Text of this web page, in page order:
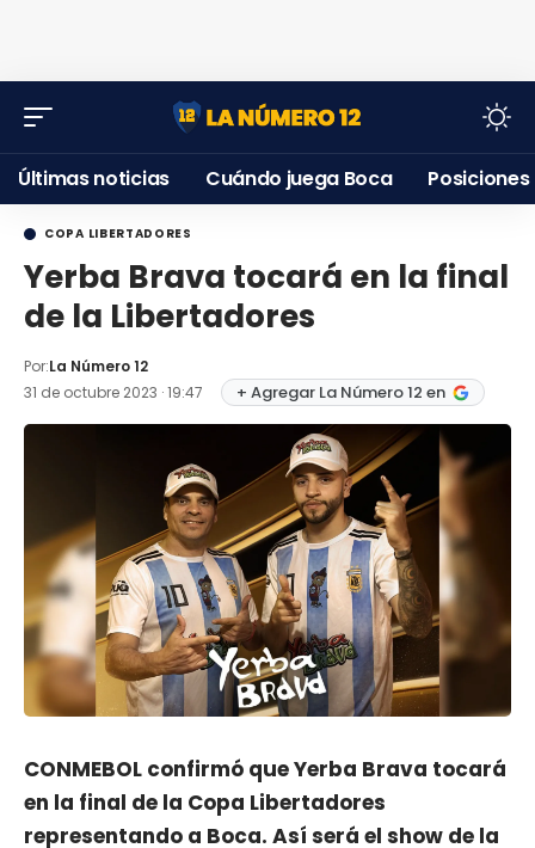
Últimas noticias Cuándo juega Boca Posiciones
COPA LIBERTADORES
Yerba Brava tocará en la final
de la Libertadores
Por:La Número 12
31 de octubre 2023 · 19:47
+ Agregar La Número 12 en
CONMEBOL confirmó que Yerba Brava tocará
en la final de la Copa Libertadores
representando a Boca. Así será el show de la